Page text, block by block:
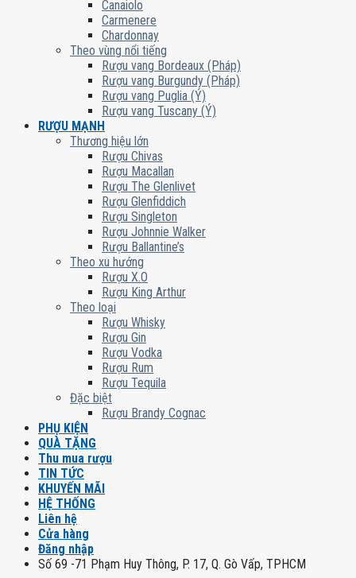
Canaiolo
Carmenere
Chardonnay
Theo vùng nổi tiếng
Rượu vang Bordeaux (Pháp)
Rượu vang Burgundy (Pháp)
Rượu vang Puglia (Ý)
Rượu vang Tuscany (Ý)
RƯỢU MẠNH
Thương hiệu lớn
Rượu Chivas
Rượu Macallan
Rượu The Glenlivet
Rượu Glenfiddich
Rượu Singleton
Rượu Johnnie Walker
Rượu Ballantine’s
Theo xu hướng
Rượu X.O
Rượu King Arthur
Theo loại
Rượu Whisky
Rượu Gin
Rượu Vodka
Rượu Rum
Rượu Tequila
Đặc biệt
Rượu Brandy Cognac
PHỤ KIỆN
QUÀ TẶNG
Thu mua rượu
TIN TỨC
KHUYẾN MÃI
HỆ THỐNG
Liên hệ
Cửa hàng
Đăng nhập
Số 69 -71 Phạm Huy Thông, P. 17, Q. Gò Vấp, TPHCM